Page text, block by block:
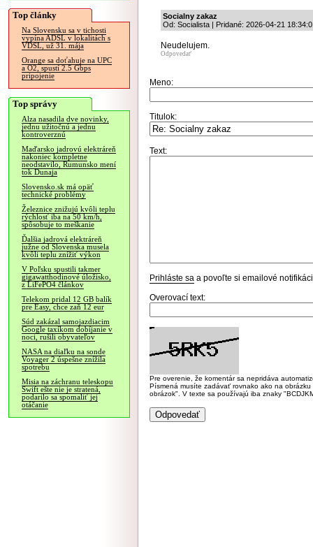
Top články
Na Slovensku sa v tichosti
vypína ADSL v lokalitách s
VDSL, už 31. mája
Orange sa doťahuje na UPC
a O2, spustí 2.5 Gbps
pripojenie
Top správy
Alza nasadila dve novinky,
jednu užitočnú a jednu
kontroverznú
Maďarsko jadrovú elektráreň
nakoniec kompletne
neodstavilo, Rumunsko mení
tok Dunaja
Slovensko.sk má opäť
technické problémy
Železnice znižujú kvôli teplu
rýchlosť iba na 50 km/h,
spôsobuje to meškanie
Ďalšia jadrová elektráreň
južne od Slovenska musela
kvôli teplu znížiť výkon
V Poľsku spustili takmer
gigawatthodinové úložisko,
z LiFePO4 článkov
Telekom pridal 12 GB balík
pre Easy, chce zaň 12 eur
Súd zakázal samojazdiacim
Google taxíkom dobíjanie v
noci, rušili obyvateľov
NASA na diaľku na sonde
Voyager 2 úspešne znížila
spotrebu
Misia na záchranu teleskopu
Swift ešte nie je stratená,
podarilo sa spomaliť jej
otáčanie
Socialny zakaz
Od: Socialista | Pridané: 2026-04-21
Neudelujem.
Odpovedať
Meno:
Titulok:
Text:
Prihláste sa a povoľte si emailové
Overovací text:
Pre overenie, že komentár sa nepridáva
Písmená musíte zadávať rovnako ako na
obrázok". V texte sa používajú iba znaky